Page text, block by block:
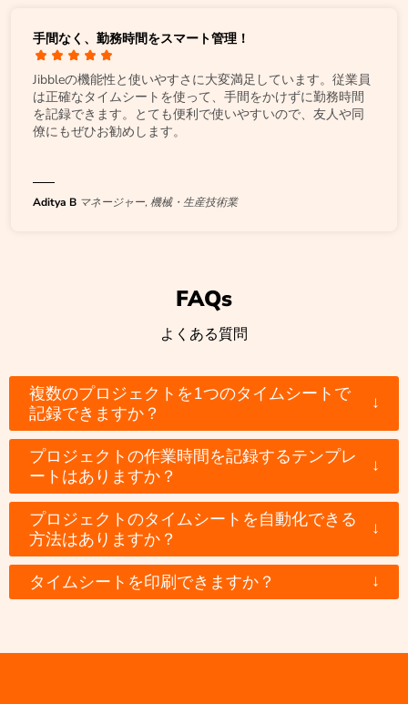
手間なく、勤務時間をスマート管理！
Jibbleの機能性と使いやすさに大変満足しています。従業員
は正確なタイムシートを使って、手間をかけずに勤務時間
を記録できます。とても便利で使いやすいので、友人や同
僚にもぜひお勧めします。
Aditya B マネージャー, 機械・生産技術業
FAQs
よくある質問
複数のプロジェクトを1つのタイムシートで
記録できますか？
↓
プロジェクトの作業時間を記録するテンプレ
ートはありますか？
↓
プロジェクトのタイムシートを自動化できる
方法はありますか？
↓
タイムシートを印刷できますか？ ↓